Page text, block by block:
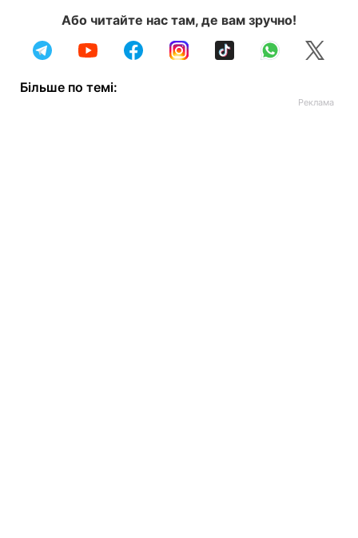
Або читайте нас там, де вам зручно!
Більше по темі: